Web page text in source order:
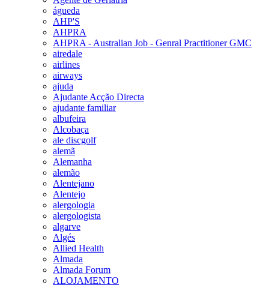
águeda
AHP'S
AHPRA
AHPRA - Australian Job - Genral Practitioner GMC
airedale
airlines
airways
ajuda
Ajudante Acção Directa
ajudante familiar
albufeira
Alcobaça
ale discgolf
alemã
Alemanha
alemão
Alentejano
Alentejo
alergologia
alergologista
algarve
Algés
Allied Health
Almada
Almada Forum
ALOJAMENTO